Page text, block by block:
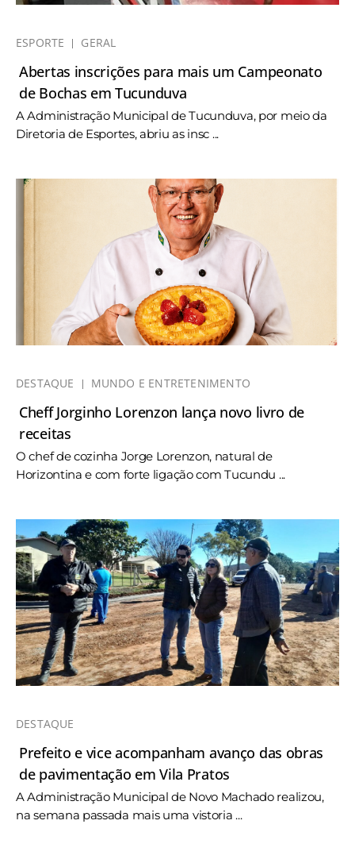
ESPORTE GERAL
Abertas inscrições para mais um Campeonato
de Bochas em Tucunduva
A Administração Municipal de Tucunduva, por meio da
Diretoria de Esportes, abriu as insc ...
DESTAQUE MUNDO E ENTRETENIMENTO
Cheff Jorginho Lorenzon lança novo livro de
receitas
O chef de cozinha Jorge Lorenzon, natural de
Horizontina e com forte ligação com Tucundu ...
DESTAQUE
Prefeito e vice acompanham avanço das obras
de pavimentação em Vila Pratos
A Administração Municipal de Novo Machado realizou,
na semana passada mais uma vistoria ...